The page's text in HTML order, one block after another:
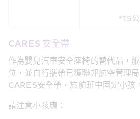
*15
CARES 安全帶
作為嬰兒汽車安全座椅的替代品，
位，並自行攜帶已獲聯邦航空管理
CARES安全帶，於航班中固定小孩
請注意小孩應：